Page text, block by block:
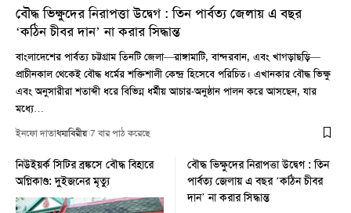
বৌদ্ধ ভিক্ষুদের নিরাপত্তা উদ্বেগ : তিন পার্বত্য জেলায় এ বছর
‘কঠিন চীবর দান’ না করার সিদ্ধান্ত
বাংলাদেশের পার্বত্য চট্টগ্রাম তিনটি জেলা—রাঙ্গামাটি, বান্দরবান, এবং খাগড়াছড়ি—
প্রাচীনকাল থেকেই বৌদ্ধ ধর্মের শক্তিশালী কেন্দ্র হিসেবে পরিচিত। এখানকার বৌদ্ধ ভিক্ষু
এবং অনুসারীরা শতাব্দী ধরে বিভিন্ন ধর্মীয় আচার-অনুষ্ঠান পালন করে আসছেন, যার
মধ্যে…
ইনফো দাতাধম্মবিরীয় 7 বার পাঠ করেছে
নিউইয়র্ক সিটির ব্রঙ্কসে বৌদ্ধ বিহারে
অগ্নিকাণ্ড: দুইজনের মৃত্যু
বৌদ্ধ ভিক্ষুদের নিরাপত্তা উদ্বেগ : তিন
পার্বত্য জেলায় এ বছর ‘কঠিন চীবর
দান’ না করার সিদ্ধান্ত